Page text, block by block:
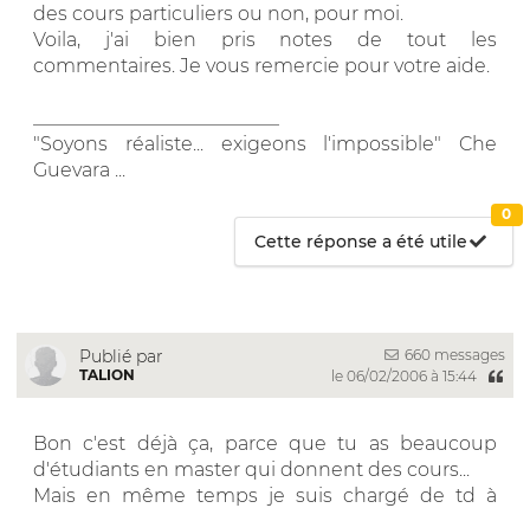
des cours particuliers ou non, pour moi.
Voila, j'ai bien pris notes de tout les
commentaires. Je vous remercie pour votre aide.
"Soyons réaliste... exigeons l'impossible" Che
Guevara ...
Cette réponse a été utile
0
Publié par
TALION
660 messages
le 06/02/2006 à 15:44
Bon c'est déjà ça, parce que tu as beaucoup
d'étudiants en master qui donnent des cours...
Mais en même temps je suis chargé de td à